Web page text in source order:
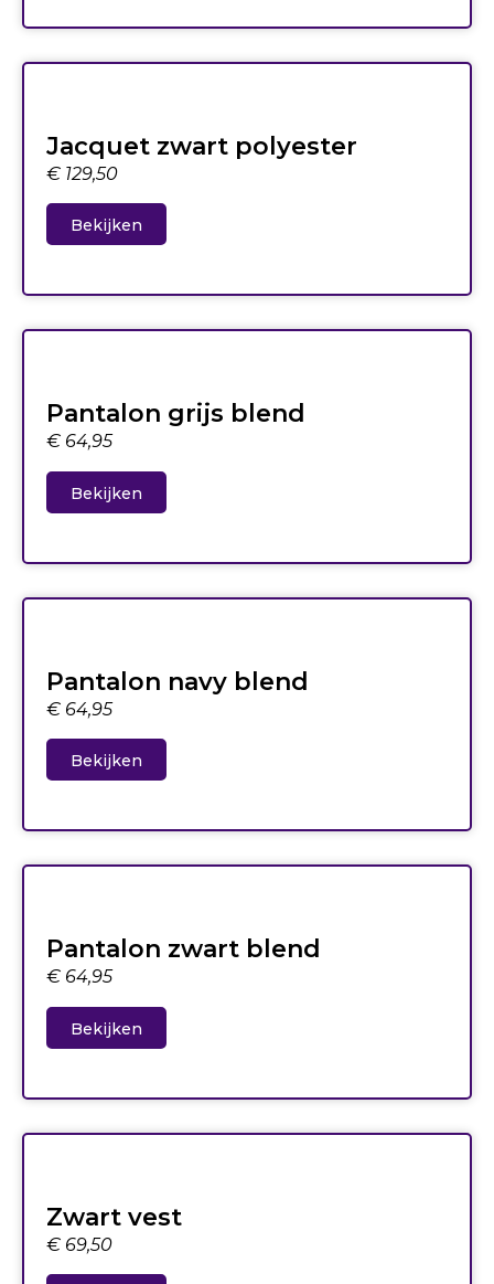
Jacquet zwart polyester
€ 129,50
Bekijken
Pantalon grijs blend
€ 64,95
Bekijken
Pantalon navy blend
€ 64,95
Bekijken
Pantalon zwart blend
€ 64,95
Bekijken
Zwart vest
€ 69,50